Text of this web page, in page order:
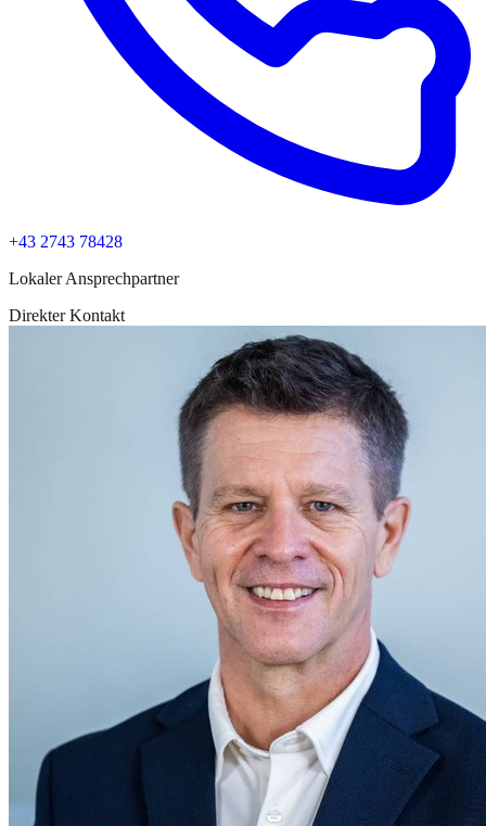
+43 2743 78428
Lokaler Ansprechpartner
Direkter Kontakt